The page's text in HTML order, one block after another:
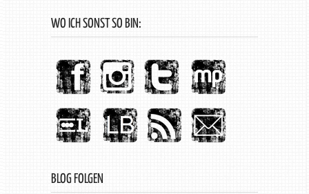
WO ICH SONST SO BIN:
BLOG FOLGEN